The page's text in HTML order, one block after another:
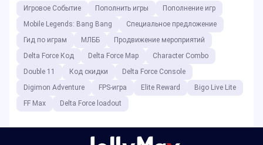
Игровое Событие Пополнить игры
Пополнение игр
Mobile Legends: Bang Bang
Специальное предложение
Гид по играм
МЛББ
Продвижение мероприятий
Delta Force Код
Delta Force Map
Character Combo
Double 11
Код скидки
Delta Force Console
Digimon Adventure
FPS-игра Elite Reward
Bigo Live Lite
FF Max
Delta Force loadout